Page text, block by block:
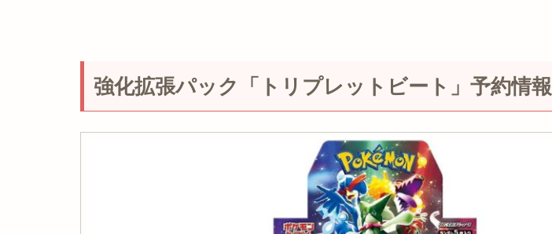
強化拡張パック「トリプレットビート」予約情報